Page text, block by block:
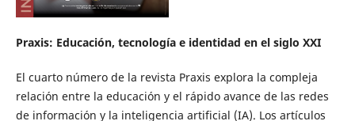
Praxis: Educación, tecnología e identidad en el siglo XXI
El cuarto número de la revista Praxis explora la compleja
relación entre la educación y el rápido avance de las redes
de información y la inteligencia artificial (IA). Los artículos